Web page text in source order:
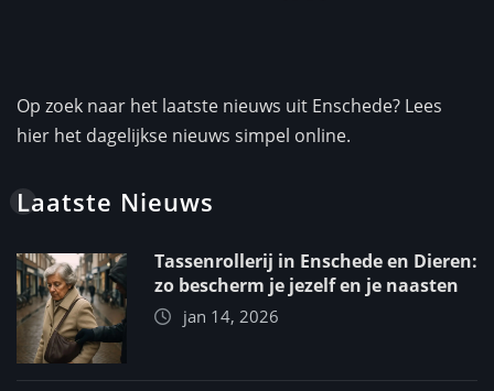
Op zoek naar het laatste nieuws uit Enschede? Lees
hier het dagelijkse nieuws simpel online.
Laatste Nieuws
Tassenrollerij in Enschede en Dieren:
zo bescherm je jezelf en je naasten
jan 14, 2026